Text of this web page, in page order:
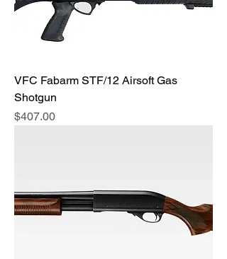
VFC Fabarm STF/12 Airsoft Gas
Shotgun
価格
$407.00